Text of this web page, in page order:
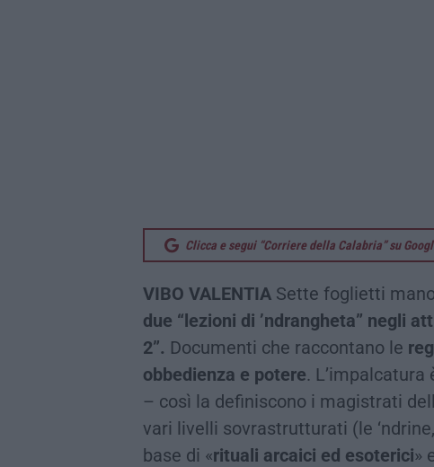
Clicca e segui “Corriere della Calabria” su
VIBO VALENTIA Sette foglietti
due “lezioni di ’ndrangheta” negli
2”. Documenti che raccontano le
obbedienza e potere. L’impalcatura
– così la definiscono i magistrati
vari livelli sovrastrutturati (le
base di «rituali arcaici ed esoterici»